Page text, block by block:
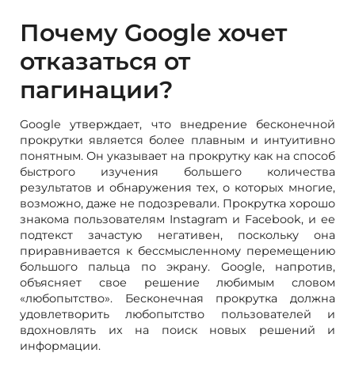
Почему Google хочет
отказаться от
пагинации?
Google утверждает, что внедрение бесконечной
прокрутки является более плавным и интуитивно
понятным. Он указывает на прокрутку как на способ
быстрого изучения большего количества
результатов и обнаружения тех, о которых многие,
возможно, даже не подозревали. Прокрутка хорошо
знакома пользователям Instagram и Facebook, и ее
подтекст зачастую негативен, поскольку она
приравнивается к бессмысленному перемещению
большого пальца по экрану. Google, напротив,
объясняет свое решение любимым словом
«любопытство». Бесконечная прокрутка должна
удовлетворить любопытство пользователей и
вдохновлять их на поиск новых решений и
информации.